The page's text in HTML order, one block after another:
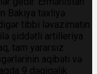
Bakıya təxliyə
tibbi ləvazimatın
ilə şiddətli artilleriya
tam yararsız
aqibəti və
9 dəqiqəlik